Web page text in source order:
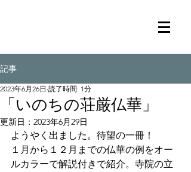
記事
「いのちの荘厳仏華」
2023年6月26日 読了時間: 1分
更新日： 2023年6月29日
ようやく出ました。待望の一冊！
１月から１２月までの仏華の例をオー
ルカラーで解説付きで紹介。寺院の立